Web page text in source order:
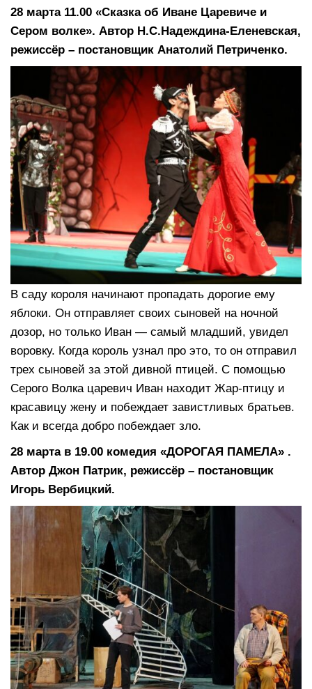
28 марта 11.00 «Сказка об Иване Царевиче и
Сером волке». Автор Н.С.Надеждина-Еленевская,
режиссёр – постановщик Анатолий Петриченко.
В саду короля начинают пропадать дорогие ему
яблоки. Он отправляет своих сыновей на ночной
дозор, но только Иван — самый младший, увидел
воровку. Когда король узнал про это, то он отправил
трех сыновей за этой дивной птицей. С помощью
Серого Волка царевич Иван находит Жар-птицу и
красавицу жену и побеждает завистливых братьев.
Как и всегда добро побеждает зло.
28 марта в 19.00 комедия «ДОРОГАЯ ПАМЕЛА» .
Автор Джон Патрик, режиссёр – постановщик
Игорь Вербицкий.